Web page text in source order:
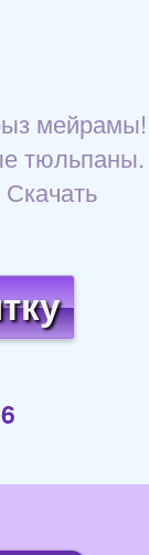
мейрамы!
тюльпаны.